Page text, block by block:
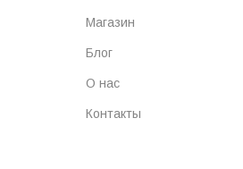
Магазин
Блог
О нас
Контакты